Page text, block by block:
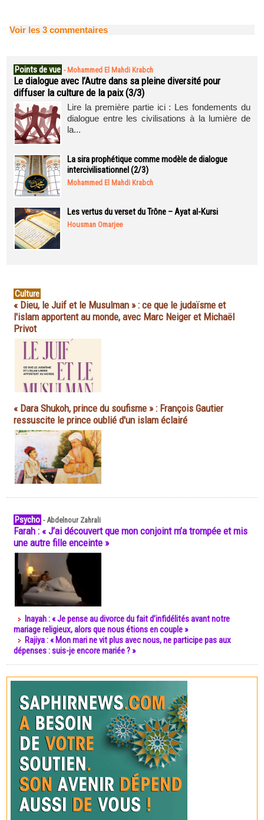
Voir les 3 commentaires
Points de vue - Mohammed El Mahdi Krabch
Le dialogue avec l’Autre dans sa pleine diversité pour
diffuser la culture de la paix (3/3)
Lire la première partie ici : Les fondements du
dialogue entre les civilisations à la lumière de
la...
La sira prophétique comme modèle de dialogue
intercivilisationnel (2/3)
Mohammed El Mahdi Krabch
Les vertus du verset du Trône – Ayat al-Kursi
Housman Omarjee
Culture
« Dieu, le Juif et le Musulman » : ce que le judaïsme et
l'islam apportent au monde, avec Marc Neiger et Michaël
Privot
« Dara Shukoh, prince du soufisme » : François Gautier
ressuscite le prince oublié d'un islam éclairé
Psycho -Abdelnour Zahrali
Farah : « J’ai découvert que mon conjoint m’a trompée et mis
une autre fille enceinte »
Inayah : « Je pense au divorce du fait d’infidélités avant notre
mariage religieux, alors que nous étions en couple »
Rajiya : « Mon mari ne vit plus avec nous, ne participe pas aux
dépenses : suis-je encore mariée ? »